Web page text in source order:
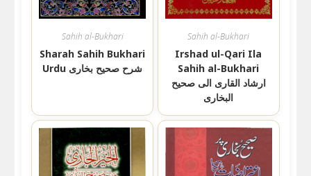
Sahih al-Bukhari
Sharah Sahih Bukhari
Urdu شرح صحیح بخاری
Sahih al-Bukhari
Irshad ul-Qari Ila
Sahih al-Bukhari
ارشاد القاری الی صحیح
البخاری